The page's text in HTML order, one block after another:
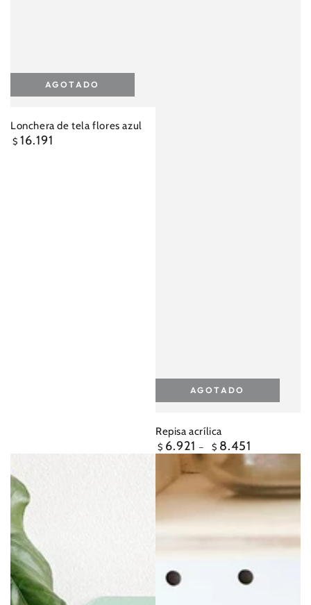
Lonchera de tela flores azul
Precio
$ 16.191
AGOTADO
Repisa acrílica
Precio
$ 6.921 $ 8.451
AGOTADO